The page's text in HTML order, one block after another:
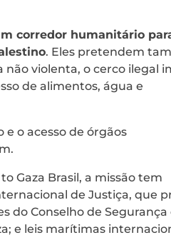
corredor humanitário
. Eles pretendem
não violenta, o cerco ilegal
de alimentos, água e
o acesso de órgãos
Gaza Brasil, a missão tem
de Justiça, que
do Conselho de Segurança
e leis marítimas